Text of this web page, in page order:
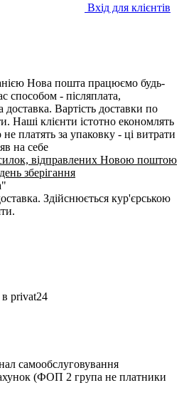
Вхід для клієнтів
Нова пошта працюємо будь-
способом - післяплата,
доставка. Вартість доставки по
Наші клієнти істотно економлять
платять за упаковку - ці витрати
на себе
відправлених Новою поштою
зберігання
Здійснюється кур'єрською
privat24
самообслуговування
(ФОП 2 група не платники